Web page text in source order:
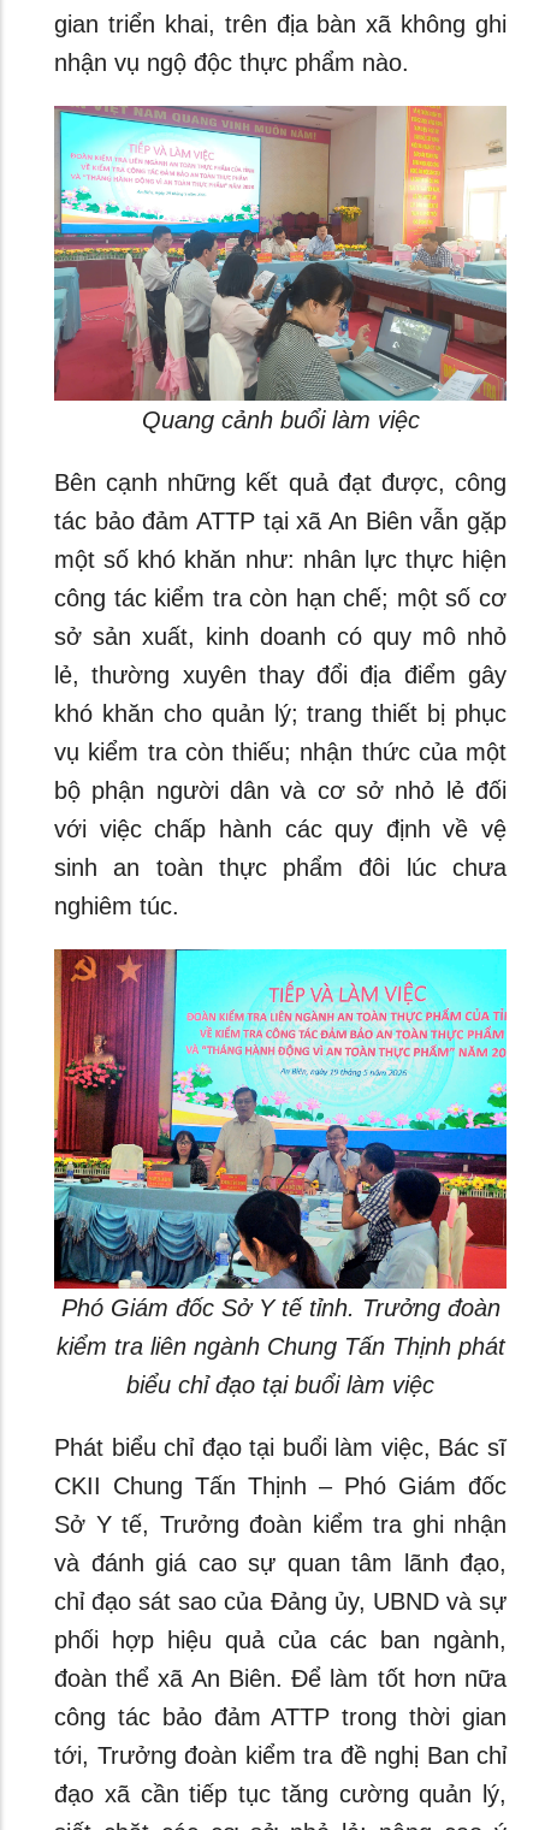
gian triển khai, trên địa bàn xã không ghi
nhận vụ ngộ độc thực phẩm nào.
Quang cảnh buổi làm việc
Bên cạnh những kết quả đạt được, công
tác bảo đảm ATTP tại xã An Biên vẫn gặp
một số khó khăn như: nhân lực thực hiện
công tác kiểm tra còn hạn chế; một số cơ
sở sản xuất, kinh doanh có quy mô nhỏ
lẻ, thường xuyên thay đổi địa điểm gây
khó khăn cho quản lý; trang thiết bị phục
vụ kiểm tra còn thiếu; nhận thức của một
bộ phận người dân và cơ sở nhỏ lẻ đối
với việc chấp hành các quy định về vệ
sinh an toàn thực phẩm đôi lúc chưa
nghiêm túc.
Phó Giám đốc Sở Y tế tỉnh. Trưởng đoàn
kiểm tra liên ngành Chung Tấn Thịnh phát
biểu chỉ đạo tại buổi làm việc
Phát biểu chỉ đạo tại buổi làm việc, Bác sĩ
CKII Chung Tấn Thịnh – Phó Giám đốc
Sở Y tế, Trưởng đoàn kiểm tra ghi nhận
và đánh giá cao sự quan tâm lãnh đạo,
chỉ đạo sát sao của Đảng ủy, UBND và sự
phối hợp hiệu quả của các ban ngành,
đoàn thể xã An Biên. Để làm tốt hơn nữa
công tác bảo đảm ATTP trong thời gian
tới, Trưởng đoàn kiểm tra đề nghị Ban chỉ
đạo xã cần tiếp tục tăng cường quản lý,